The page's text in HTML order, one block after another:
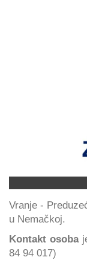
Vranje -
u Nemačkoj.
Kontakt osoba
84 94 017)